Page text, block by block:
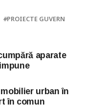
PROIECTE GUVERN
aparate
urban în
în comun